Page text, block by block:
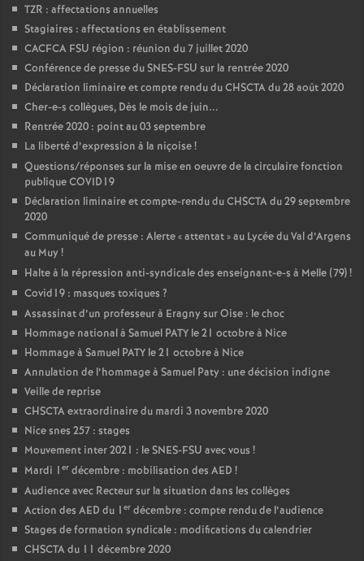
TZR : affectations annuelles
Stagiaires : affectations en établissement
CACFCA FSU région : réunion du 7 juillet 2020
Conférence de presse du SNES-FSU sur la rentrée 2020
Déclaration liminaire et compte rendu du CHSCTA du 28 août 2020
Cher-e-s collègues, Dès le mois de juin...
Rentrée 2020 : point au 03 septembre
La liberté d’expression à la niçoise!
Questions/réponses sur la mise en oeuvre de la circulaire fonction
publique COVID19
Déclaration liminaire et compte-rendu du CHSCTA du 29 septembre
2020
Communiqué de presse : Alerte «attentat» au Lycée du Val d’Argens
au Muy !
Halte à la répression anti-syndicale des enseignant-e-s à Melle (79)!
Covid19 : masques toxiques ?
Assassinat d’un professeur à Eragny sur Oise : le choc
Hommage national à Samuel PATY le 21 octobre à Nice
Hommage à Samuel PATY le 21 octobre à Nice
Annulation de l’hommage à Samuel Paty : une décision indigne
Veille de reprise
CHSCTA extraordinaire du mardi 3 novembre 2020
Nice snes 257 : stages
Mouvement inter 2021 : le SNES-FSU avec vous !
Mardi 1 er décembre : mobilisation des AED !
Audience avec Recteur sur la situation dans les collèges
Action des AED du 1 er décembre : compte rendu de l’audience
Stages de formation syndicale : modifications du calendrier
CHSCTA du 11 décembre 2020